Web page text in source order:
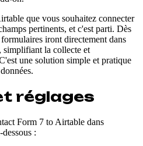
que vous souhaitez connecter
pertinents, et c'est parti. Dès
iront directement dans
simplifiant la collecte et
une solution simple et pratique
réglages
Form 7 to Airtable dans
: